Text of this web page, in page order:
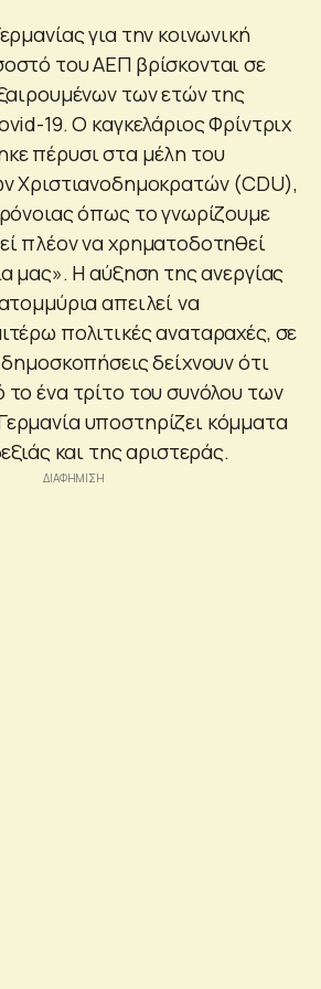
για την κοινωνική
του ΑΕΠ βρίσκονται σε
των ετών της
19. Ο καγκελάριος Φρίντριχ
πέρυσι στα μέλη του
Χριστιανοδημοκρατών (CDU),
όπως το γνωρίζουμε
πλέον να χρηματοδοτηθεί
μας». Η αύξηση της ανεργίας
απειλεί να
πολιτικές αναταραχές, σε
δείχνουν ότι
ένα τρίτο του συνόλου των
υποστηρίζει κόμματα
και της αριστεράς.